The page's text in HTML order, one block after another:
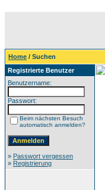
Home / Suchen
Registrierte Benutzer
Benutzername:
Passwort:
Beim nächsten Besuch
automatisch anmelden?
» Passwort vergessen
» Registrierung